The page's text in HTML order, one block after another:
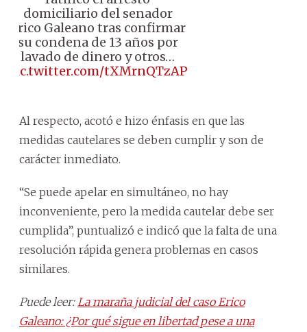
domiciliario del senador
Erico Galeano tras confirmar
su condena de 13 años por
lavado de dinero y otros…
pic.twitter.com/tXMrnQTzAP
Al respecto, acotó e hizo énfasis en que las
medidas cautelares se deben cumplir y son de
carácter inmediato.
“Se puede apelar en simultáneo, no hay
inconveniente, pero la medida cautelar debe ser
cumplida”, puntualizó e indicó que la falta de una
resolución rápida genera problemas en casos
similares.
Puede leer: La maraña judicial del caso Erico
Galeano: ¿Por qué sigue en libertad pese a una